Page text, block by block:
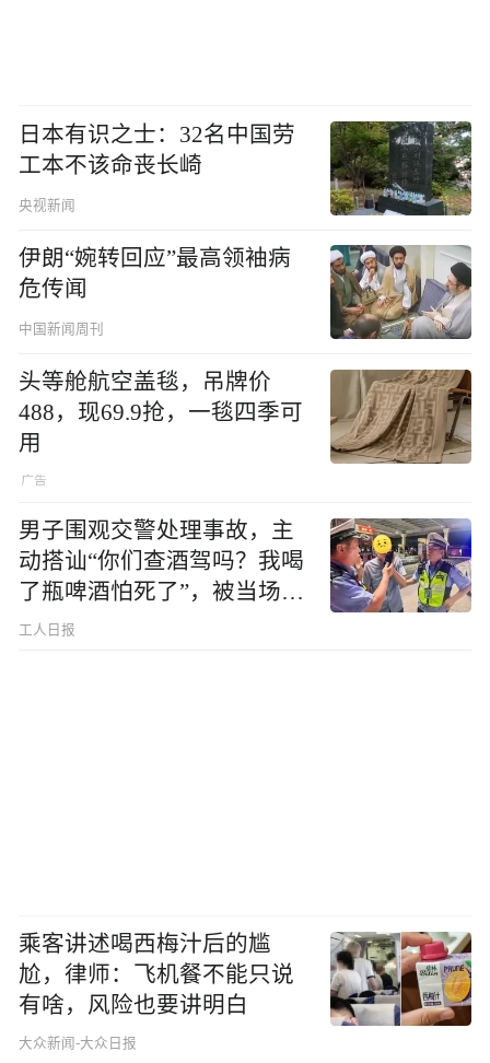
日本有识之士：32名中国劳
工本不该命丧长崎
央视新闻
伊朗“婉转回应”最高领袖病
危传闻
中国新闻周刊
头等舱航空盖毯，吊牌价
488，现69.9抢，一毯四季可
用
男子围观交警处理事故，主
动搭讪“你们查酒驾吗？我喝
了瓶啤酒怕死了”，被当场查
出醉驾
工人日报
乘客讲述喝西梅汁后的尴
尬，律师：飞机餐不能只说
有啥，风险也要讲明白
大众新闻-大众日报